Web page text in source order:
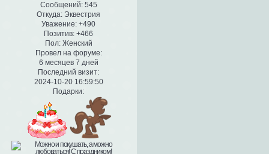
Сообщений:545
Откуда: Эквестрия
Уважение: +490
Позитив: +466
Пол:Женский
Провел на форуме:
6 месяцев 7 дней
Последний визит:
2024-10-20 16:59:50
Подарки: